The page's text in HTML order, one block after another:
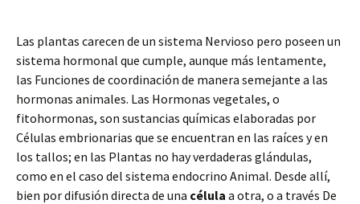
Las plantas carecen de un sistema Nervioso pero poseen un
sistema hormonal que cumple, aunque más lentamente,
las Funciones de coordinación de manera semejante a las
hormonas animales. Las Hormonas vegetales, o
fitohormonas, son sustancias químicas elaboradas por
Células embrionarias que se encuentran en las raíces y en
los tallos; en las Plantas no hay verdaderas glándulas,
como en el caso del sistema endocrino Animal. Desde allí,
bien por difusión directa de una célula a otra, o a través De